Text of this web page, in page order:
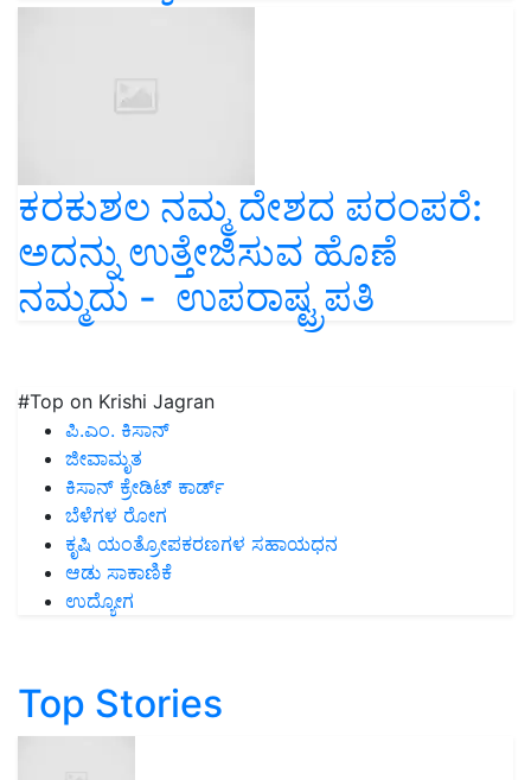
ಕರಕುಶಲ ನಮ್ಮ ದೇಶದ ಪರಂಪರೆ:
ಅದನ್ನು ಉತ್ತೇಜಿಸುವ ಹೊಣೆ
ನಮ್ಮದು - ಉಪರಾಷ್ಟ್ರಪತಿ
#Top on Krishi Jagran
ಪಿ.ಎಂ. ಕಿಸಾನ್
ಜೀವಾಮೃತ
ಕಿಸಾನ್ ಕ್ರೇಡಿಟ್ ಕಾರ್ಡ್
ಬೆಳೆಗಳ ರೋಗ
ಕೃಷಿ ಯಂತ್ರೋಪಕರಣಗಳ ಸಹಾಯಧನ
ಆಡು ಸಾಕಾಣಿಕೆ
ಉದ್ಯೋಗ
Top Stories